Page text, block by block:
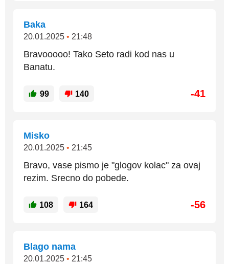
Baka
20.01.2025 • 21:48
Bravooooo! Tako Seto radi kod nas u
Banatu.
99 140 -41
Misko
20.01.2025 • 21:45
Bravo, vase pismo je "glogov kolac" za ovaj
rezim. Srecno do pobede.
108 164 -56
Blago nama
20.01.2025 • 21:45